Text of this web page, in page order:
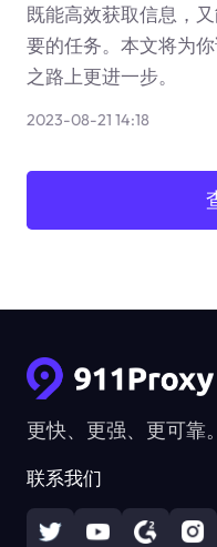
既能高效获取信息，
要的任务。本文将为
之路上更进一步。
2023-08-21 14:18
更快、更强、更可靠。
联系我们